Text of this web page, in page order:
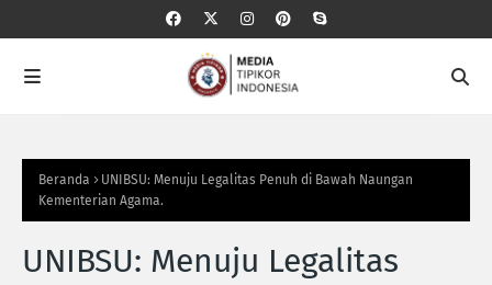
Beranda
UNIBSU: Menuju Legalitas Penuh di Bawah Naungan
Kementerian Agama.
UNIBSU: Menuju Legalitas